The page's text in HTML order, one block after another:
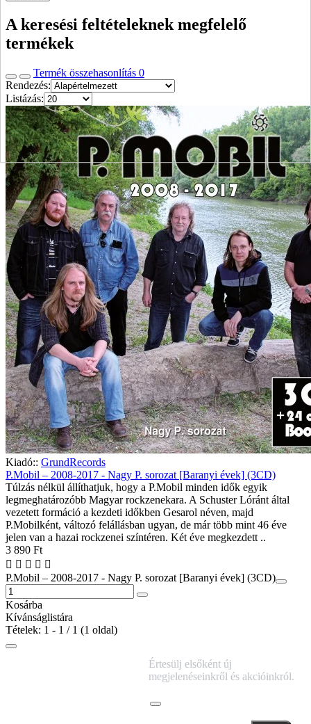
A keresési feltételeknek megfelelő
termékek
Termék összehasonlítás 0
Rendezés:
Listázás:
Kiadó:: GrundRecords
P.Mobil – 2008-2017 - Nagy P. sorozat [Baranyi évek] (3CD)
Túlzás nélkül állíthatjuk, hogy a P.Mobil minden idők egyik
legmeghatározóbb Magyar rockzenekara. A Schuster Lóránt által
vezetett formáció a kezdeti időkben Gesarol néven, majd
P.Mobilként, változó felállásban ugyan, de már több mint 46 éve
jelen van a hazai rockzenei színtéren. Két éve megkezdett ..
3 890 Ft
P.Mobil – 2008-2017 - Nagy P. sorozat [Baranyi évek] (3CD)
Kosárba
Kívánságlistára
Tételek: 1 - 1 / 1 (1 oldal)
Értesülj elsőként új
megjelenéseinkről és akcióinkról.